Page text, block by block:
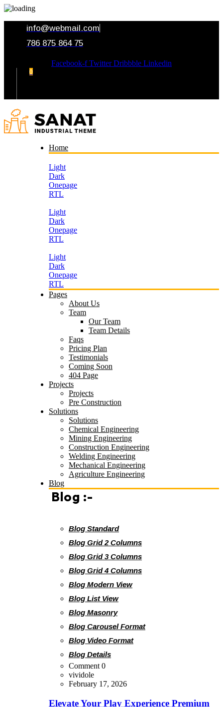
info@webmail.com
786 875 864 75
Facebook-f Twitter Dribbble Linkedin
0
Home
Light
Dark
Onepage
RTL
Light
Dark
Onepage
RTL
Light
Dark
Onepage
RTL
Pages
About Us
Team
Our Team
Team Details
Faqs
Pricing Plan
Testimonials
Coming Soon
404 Page
Projects
Projects
Pre Construction
Solutions
Solutions
Chemical Engineering
Mining Engineering
Construction Engineering
Welding Engineering
Mechanical Engineering
Agriculture Engineering
Blog
Blog :-
Blog Standard
Blog Grid 2 Columns
Blog Grid 3 Columns
Blog Grid 4 Columns
Blog Modern View
Blog List View
Blog Masonry
Blog Carousel Format
Blog Video Format
Blog Details
Comment 0
vividole
February 17, 2026
Elevate Your Play Experience Premium